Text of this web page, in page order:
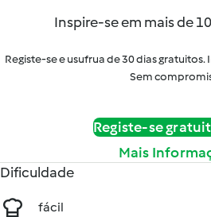
Inspire-se em mais de
Registe-se e usufrua de 30 dias
Sem
Registe-se
Mais
Dificuldade
fácil